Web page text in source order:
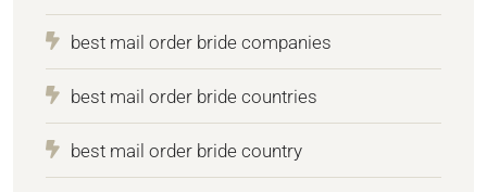
best mail order bride companies
best mail order bride countries
best mail order bride country